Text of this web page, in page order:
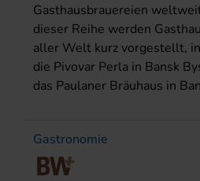
Gasthausbrauereien
dieser Reihe werden
aller Welt kurz vorgestellt,
die Pivovar Perla in Bansk
das Paulaner Bräuhaus in
Gastronomie